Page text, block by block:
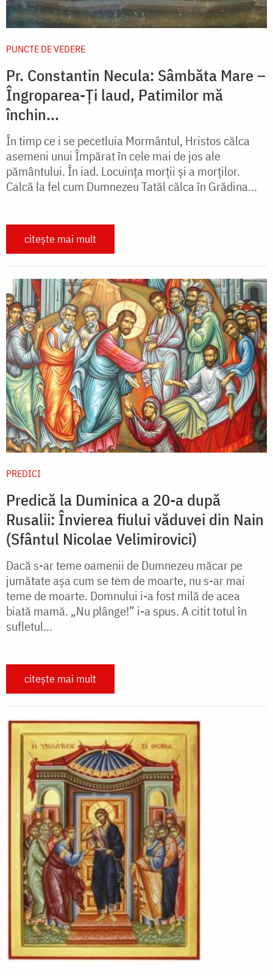
PUNCTE DE VEDERE
Pr. Constantin Necula: Sâmbăta Mare –
Îngroparea-Ți laud, Patimilor mă
închin...
În timp ce i se pecetluia Mormântul, Hristos călca
asemeni unui Împărat în cele mai de jos ale
pământului. În iad. Locuința morții și a morților.
Calcă la fel cum Dumnezeu Tatăl călca în Grădina...
citește mai mult
PREDICI
Predică la Duminica a 20-a după
Rusalii: Învierea fiului văduvei din Nain
(Sfântul Nicolae Velimirovici)
Dacă s-ar teme oamenii de Dumnezeu măcar pe
jumătate aşa cum se tem de moarte, nu s-ar mai
teme de moarte. Domnului i-a fost milă de acea
biată mamă. „Nu plânge!” i-a spus. A citit totul în
sufletul...
citește mai mult